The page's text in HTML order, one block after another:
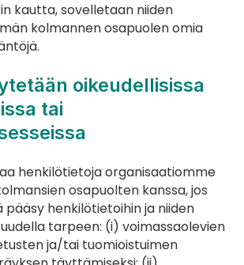
kautta, sovelletaan niiden
kolmannen osapuolen omia
oikeudellisissa
tai
henkilötietoja organisaatiomme
osapuolten kanssa, jos
henkilötietoihin ja niiden
tarpeen: (i) voimassaolevien
ja/tai tuomioistuimen